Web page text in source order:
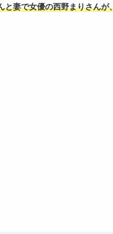
と妻で女優の西野まりさん